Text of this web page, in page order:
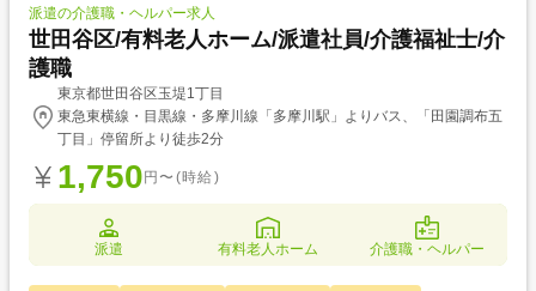
派遣の介護職・ヘルパー求人
世田谷区/有料老人ホーム/派遣社員/介護福祉士/介
護職
東京都世田谷区玉堤1丁目
東急東横線・目黒線・多摩川線「多摩川駅」よりバス、「田園調布五
丁目」停留所より徒歩2分
1,750 円〜(時給)
派遣 有料老人ホーム 介護職・ヘルパー